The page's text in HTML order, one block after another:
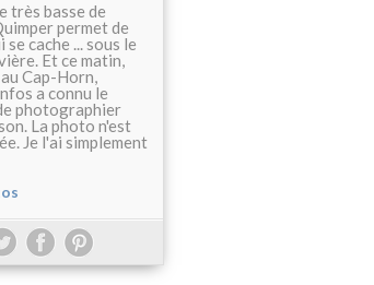
très basse de
permet de
se cache ... sous le
Et ce matin,
Cap-Horn,
a connu le
photographier
La photo n'est
Je l'ai simplement